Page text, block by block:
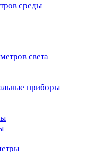
среды
света
приборы